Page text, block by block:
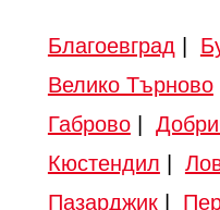
Благоевград
Велико Търново
Габрово|
Кюстендил
Пазарджик|